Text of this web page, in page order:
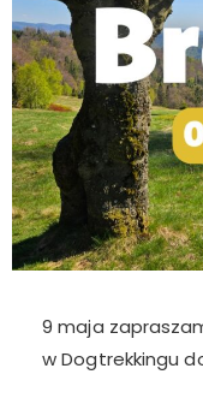
9 maja
w Dogtrekkingu